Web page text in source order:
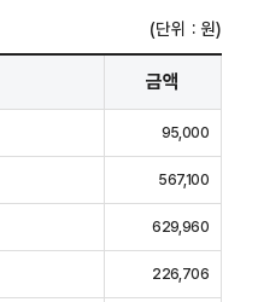
(단위 : 원)
금액
95,000
567,100
629,960
226,706